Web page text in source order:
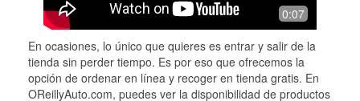
0:07
En ocasiones, lo único que quieres es entrar y salir de la
tienda sin perder tiempo. Es por eso que ofrecemos la
opción de ordenar en línea y recoger en tienda gratis. En
OReillyAuto.com, puedes ver la disponibilidad de productos